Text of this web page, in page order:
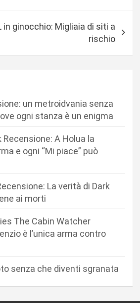
in ginocchio: Migliaia di siti a
rischio
un metroidvania senza
ogni stanza è un enigma
A Holua la
e ogni “Mi piace” può
La verità di Dark
ai morti
The Cabin Watcher
è l’unica arma contro
senza che diventi sgranata